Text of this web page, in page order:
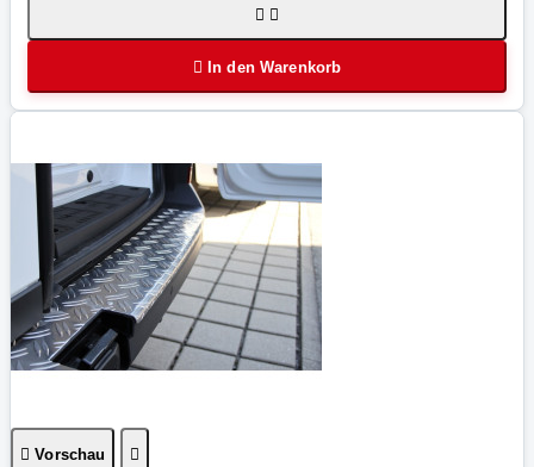
 
 In den Warenkorb
 Vorschau 